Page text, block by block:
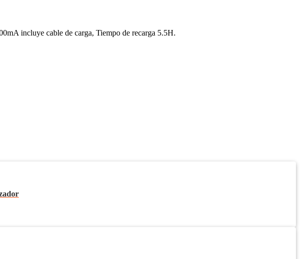
incluye cable de carga, Tiempo de recarga 5.5H.